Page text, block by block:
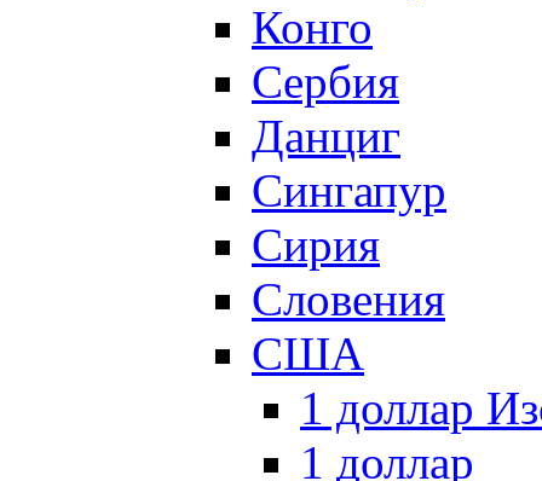
Конго
Сербия
Данциг
Сингапур
Сирия
Словения
США
1 доллар
1 доллар